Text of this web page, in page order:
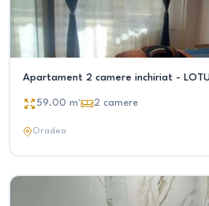
Apartament 2 camere inchiriat -
59.00 m² 2 camere
Oradea